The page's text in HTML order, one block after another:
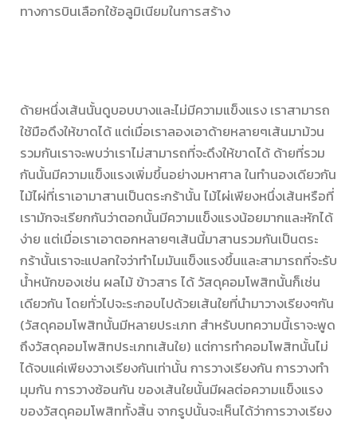
ทางการบินเลือกใช้อลูมิเนียมในการสร้าง
ด้ายหนึ่งเส้นนั้นดูบอบบางและไม่มีความแข็งแรง เราสามารถ
ใช้มือดึงให้ขาดได้ แต่เมื่อเราลองเอาด้ายหลายๆเส้นมาม้วน
รวมกันเราจะพบว่าเราไม่สามารถที่จะดึงให้ขาดได้ ด้ายที่รวม
กันนั้นมีความแข็งแรงเพิ่มขึ้นอย่างมหาศาล ในทำนองเดียวกัน
ไม้ไผ่ที่เราเอามาสานเป็นตระกร้านั้น ไม้ไผ่เพียงหนึ่งเส้นหรือที่
เรามักจะเรียกกันว่าตอกนั้นมีความแข็งแรงน้อยมากและหักได้
ง่าย แต่เมื่อเราเอาตอกหลายๆเส้นนี้มาสานรวมกันเป็นตระ
กร้านั้นเราจะแปลกใจว่าทำไมมันแข็งแรงขึ้นและสามารถที่จะรับ
น้ำหนักของเช่น ผลไม้ ข้าวสาร ได้ วัสดุคอมโพสิทนั้นก็เช่น
เดียวกัน โดยทั่วไปจะระกอบไปด้วยเส้นใยที่นำมาวางเรียงๆกัน
(วัสดุคอมโพสิทนั้นมีหลายประเภท สำหรับบทความนี้เราจะพูด
ถึงวัสดุคอมโพสิทประเภทเส้นใย) แต่การทำคอมโพสิทนั้นไม่
ได้จบแค่เพียงวางเรียงกันเท่านั้น การวางเรียงกัน การวางทำ
มุมกัน การวางซ้อนกัน ของเส้นใยนั้นมีผลต่อความแข็งแรง
ของวัสดุคอมโพสิททั้งสิ้น จากรูปนั้นจะเห็นได้ว่าการวางเรียง